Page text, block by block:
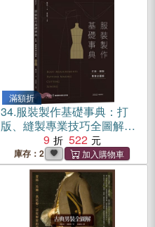
滿額折
34.服裝製作基礎事典：打
版、縫製專業技巧全圖解
【2022暢銷增訂】
9 522
庫存：2